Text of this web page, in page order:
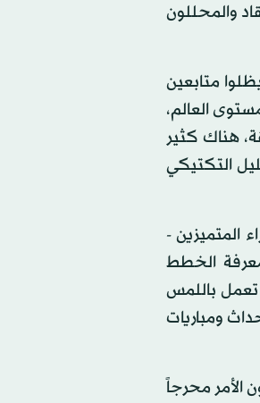
والمحللون
متابعين
العالم،
هناك كثير
التكتيكي
المتميزين -
الخطط
تعمل باللمس
ومباريات
الأمر محرجاً